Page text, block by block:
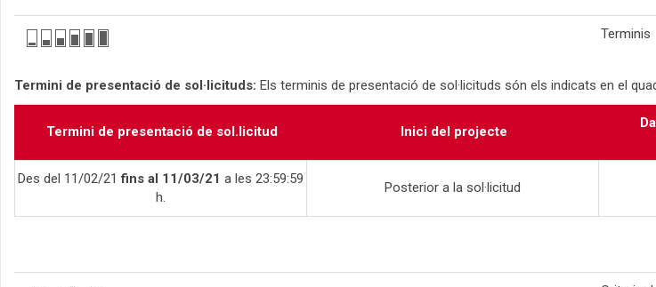
Terminis
Termini de presentació de sol·licituds: Els terminis de presentació de sol·licituds són els indicats en el
Termini de presentació de sol.licitud Inici del projecte
Des del 11/02/21fins al 11/03/21 a les 23:59:59
h.
Posterior a la sol·licitud